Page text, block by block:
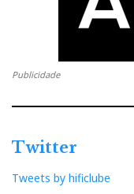
Publicidade
Twitter
Tweets by hificlube